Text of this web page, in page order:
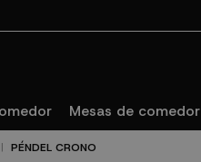
Mesas de comedor
PÉNDEL CRONO